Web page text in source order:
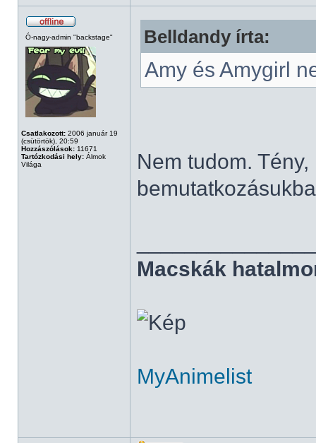
Ó-nagy-admin "backstage"
Csatlakozott: 2006 január 19
(csütörtök), 20:59
Hozzászólások: 11671
Tartózkodási hely: Álmok
Világa
Belldandy írta:
Amy és Amygirl
Nem tudom.
Macskák
MyAnimelist